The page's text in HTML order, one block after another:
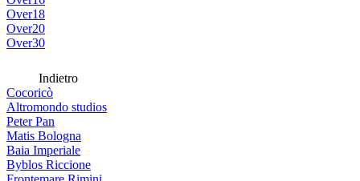
Over18
Over20
Over30
Indietro
Cocoricò
Altromondo studios
Peter Pan
Matis Bologna
Baia Imperiale
Byblos Riccione